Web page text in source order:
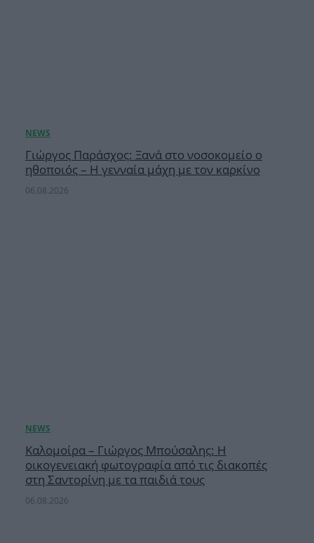
Γιώργος Παράσχος: Ξανά στο νοσοκομείο ο
ηθοποιός – Η γενναία μάχη με τον καρκίνο
06.08.2026
Καλομοίρα – Γιώργος Μπούσαλης: Η
οικογενειακή φωτογραφία από τις διακοπές
στη Σαντορίνη με τα παιδιά τους
06.08.2026